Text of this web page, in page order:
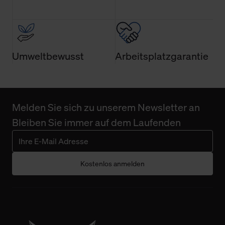
bisherigen Einstellungen und die damit verbundene
Verwendung der Cookies sowie die bis zum Zeitpunkt der
Umweltbewusst Arbeitsplatzgarantie
Melden Sie sich zu unserem Newsletter an
Bleiben Sie immer auf dem Laufenden
Kostenlos anmelden